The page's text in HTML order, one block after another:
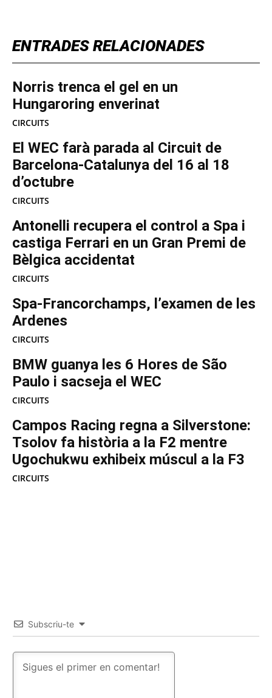
ENTRADES RELACIONADES
Norris trenca el gel en un
Hungaroring enverinat
CIRCUITS
El WEC farà parada al Circuit de
Barcelona-Catalunya del 16 al 18
d’octubre
CIRCUITS
Antonelli recupera el control a Spa i
castiga Ferrari en un Gran Premi de
Bèlgica accidentat
CIRCUITS
Spa-Francorchamps, l’examen de les
Ardenes
CIRCUITS
BMW guanya les 6 Hores de São
Paulo i sacseja el WEC
CIRCUITS
Campos Racing regna a Silverstone:
Tsolov fa història a la F2 mentre
Ugochukwu exhibeix múscul a la F3
CIRCUITS
Subscriu-te